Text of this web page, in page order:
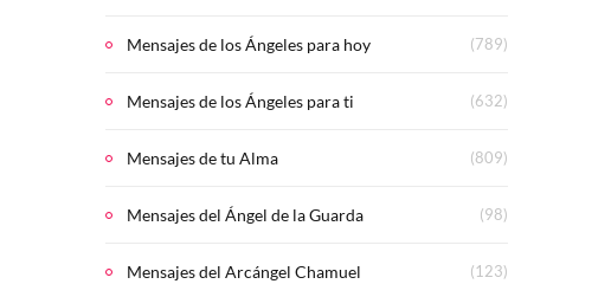
Mensajes de los Ángeles para hoy (789)
Mensajes de los Ángeles para ti (632)
Mensajes de tu Alma (809)
Mensajes del Ángel de la Guarda (98)
Mensajes del Arcángel Chamuel (123)